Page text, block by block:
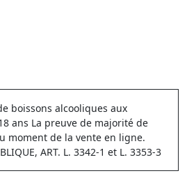
boissons alcooliques aux
ans La preuve de majorité de
moment de la vente en ligne.
ART. L. 3342-1 et L. 3353-3